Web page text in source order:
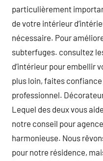
particulièrement
de votre intérieur
nécessaire. Pour
subterfuges. consultez
d’intérieur pour embellir
plus loin, faites confiance
professionnel.
Lequel des deux vous
notre conseil pour
harmonieuse. Nous
pour notre résidence,